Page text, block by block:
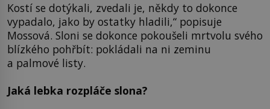
Kostí se dotýkali, zvedali je, někdy to dokonce
vypadalo, jako by ostatky hladili,“ popisuje
Mossová. Sloni se dokonce pokoušeli mrtvolu svého
blízkého pohřbít: pokládali na ni zeminu
a palmové listy.
Jaká lebka rozpláče slona?